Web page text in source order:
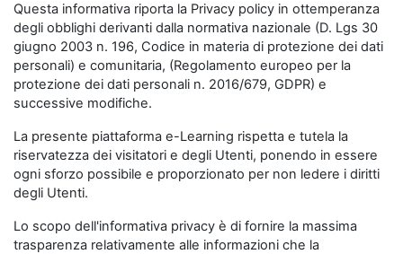
Questa informativa riporta la Privacy policy in ottemperanza
degli obblighi derivanti dalla normativa nazionale (D. Lgs 30
giugno 2003 n. 196, Codice in materia di protezione dei dati
personali) e comunitaria, (Regolamento europeo per la
protezione dei dati personali n. 2016/679, GDPR) e
successive modifiche.
La presente piattaforma e-Learning rispetta e tutela la
riservatezza dei visitatori e degli Utenti, ponendo in essere
ogni sforzo possibile e proporzionato per non ledere i diritti
degli Utenti.
Lo scopo dell'informativa privacy è di fornire la massima
trasparenza relativamente alle informazioni che la